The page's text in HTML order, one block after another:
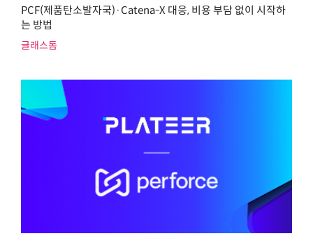
PCF(제품탄소발자국)·Catena-X 대응, 비용 부담 없이 시작하
는 방법
글래스돔